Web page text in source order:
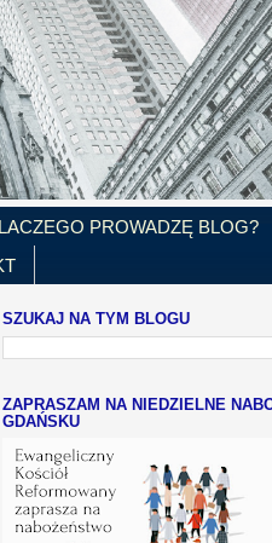
PROWADZĘ BLOG?
SZUKAJ NA TYM BLOGU
ZAPRASZAM NA NIEDZIELNE
GDAŃSKU